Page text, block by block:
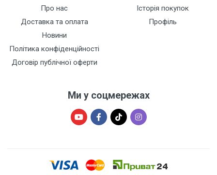
Про нас
Доставка та оплата
Новини
Політика конфіденційності
Договір публічної оферти
Історія покупок
Профіль
Ми у соцмережах